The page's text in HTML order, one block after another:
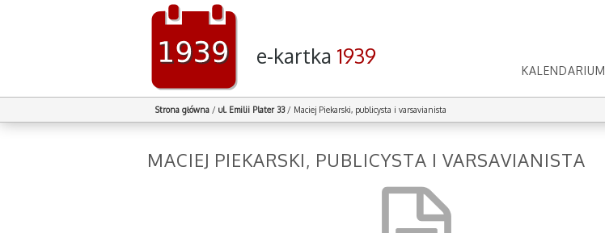
e-kartka 1939
KALENDARIUM
Strona główna / ul. Emilii Plater 33 / Maciej Piekarski, publicysta i varsavianista
MACIEJ PIEKARSKI, PUBLICYSTA I VARSAVIANISTA